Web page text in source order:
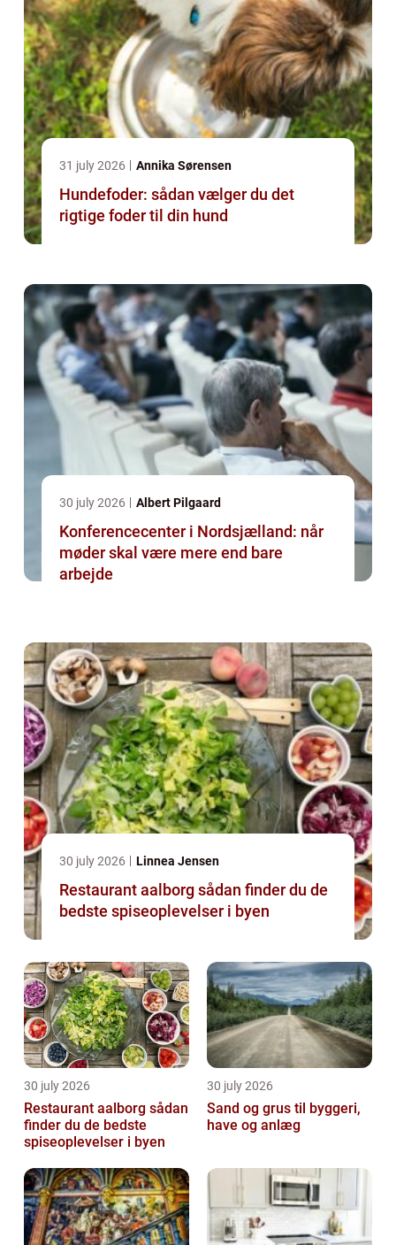
31 july 2026 Annika Sørensen
Hundefoder: sådan vælger du det
rigtige foder til din hund
30 july 2026 Albert Pilgaard
Konferencecenter i Nordsjælland: når
møder skal være mere end bare
arbejde
30 july 2026 Linnea Jensen
Restaurant aalborg sådan finder du de
bedste spiseoplevelser i byen
30 july 2026
Restaurant aalborg sådan
finder du de bedste
spiseoplevelser i byen
30 july 2026
Sand og grus til byggeri,
have og anlæg